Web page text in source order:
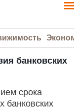
банковских
срока
банковских